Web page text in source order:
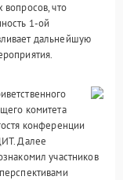
что
1-ой
дальнейшую
комитета
конференции
Далее
участников